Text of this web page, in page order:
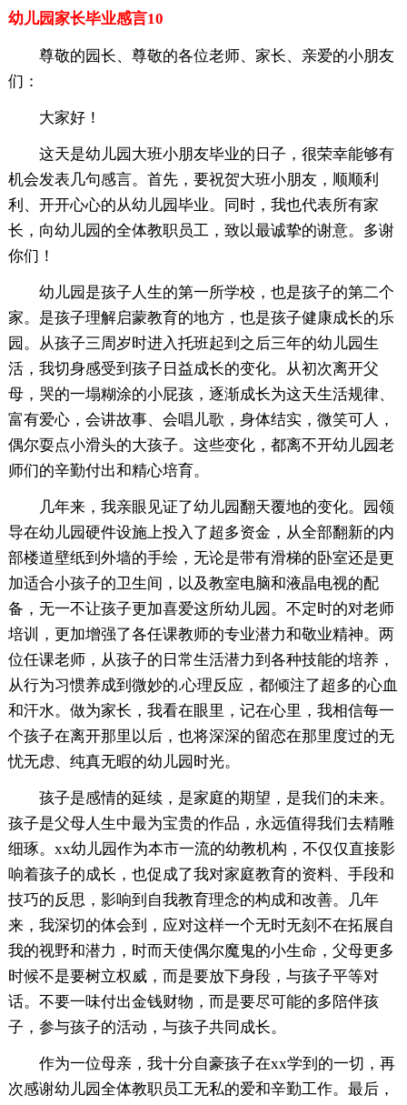
幼儿园家长毕业感言10
尊敬的园长、尊敬的各位老师、家长、亲爱的小朋友
们：
大家好！
这天是幼儿园大班小朋友毕业的日子，很荣幸能够有
机会发表几句感言。首先，要祝贺大班小朋友，顺顺利
利、开开心心的从幼儿园毕业。同时，我也代表所有家
长，向幼儿园的全体教职员工，致以最诚挚的谢意。多谢
你们！
幼儿园是孩子人生的第一所学校，也是孩子的第二个
家。是孩子理解启蒙教育的地方，也是孩子健康成长的乐
园。从孩子三周岁时进入托班起到之后三年的幼儿园生
活，我切身感受到孩子日益成长的变化。从初次离开父
母，哭的一塌糊涂的小屁孩，逐渐成长为这天生活规律、
富有爱心，会讲故事、会唱儿歌，身体结实，微笑可人，
偶尔耍点小滑头的大孩子。这些变化，都离不开幼儿园老
师们的辛勤付出和精心培育。
几年来，我亲眼见证了幼儿园翻天覆地的变化。园领
导在幼儿园硬件设施上投入了超多资金，从全部翻新的内
部楼道壁纸到外墙的手绘，无论是带有滑梯的卧室还是更
加适合小孩子的卫生间，以及教室电脑和液晶电视的配
备，无一不让孩子更加喜爱这所幼儿园。不定时的对老师
培训，更加增强了各任课教师的专业潜力和敬业精神。两
位任课老师，从孩子的日常生活潜力到各种技能的培养，
从行为习惯养成到微妙的.心理反应，都倾注了超多的心血
和汗水。做为家长，我看在眼里，记在心里，我相信每一
个孩子在离开那里以后，也将深深的留恋在那里度过的无
忧无虑、纯真无暇的幼儿园时光。
孩子是感情的延续，是家庭的期望，是我们的未来。
孩子是父母人生中最为宝贵的作品，永远值得我们去精雕
细琢。xx幼儿园作为本市一流的幼教机构，不仅仅直接影
响着孩子的成长，也促成了我对家庭教育的资料、手段和
技巧的反思，影响到自我教育理念的构成和改善。几年
来，我深切的体会到，应对这样一个无时无刻不在拓展自
我的视野和潜力，时而天使偶尔魔鬼的小生命，父母更多
时候不是要树立权威，而是要放下身段，与孩子平等对
话。不要一味付出金钱财物，而是要尽可能的多陪伴孩
子，参与孩子的活动，与孩子共同成长。
作为一位母亲，我十分自豪孩子在xx学到的一切，再
次感谢幼儿园全体教职员工无私的爱和辛勤工作。最后，